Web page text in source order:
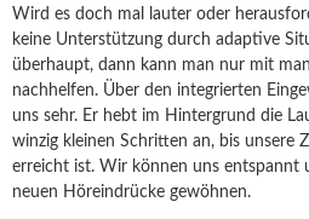
Wird es doch mal lauter oder
keine Unterstützung durch adaptive
überhaupt, dann kann man nur mit
nachhelfen. Über den integrierten
uns sehr. Er hebt im Hintergrund die
winzig kleinen Schritten an, bis unsere
erreicht ist. Wir können uns entspannt
neuen Höreindrücke gewöhnen.